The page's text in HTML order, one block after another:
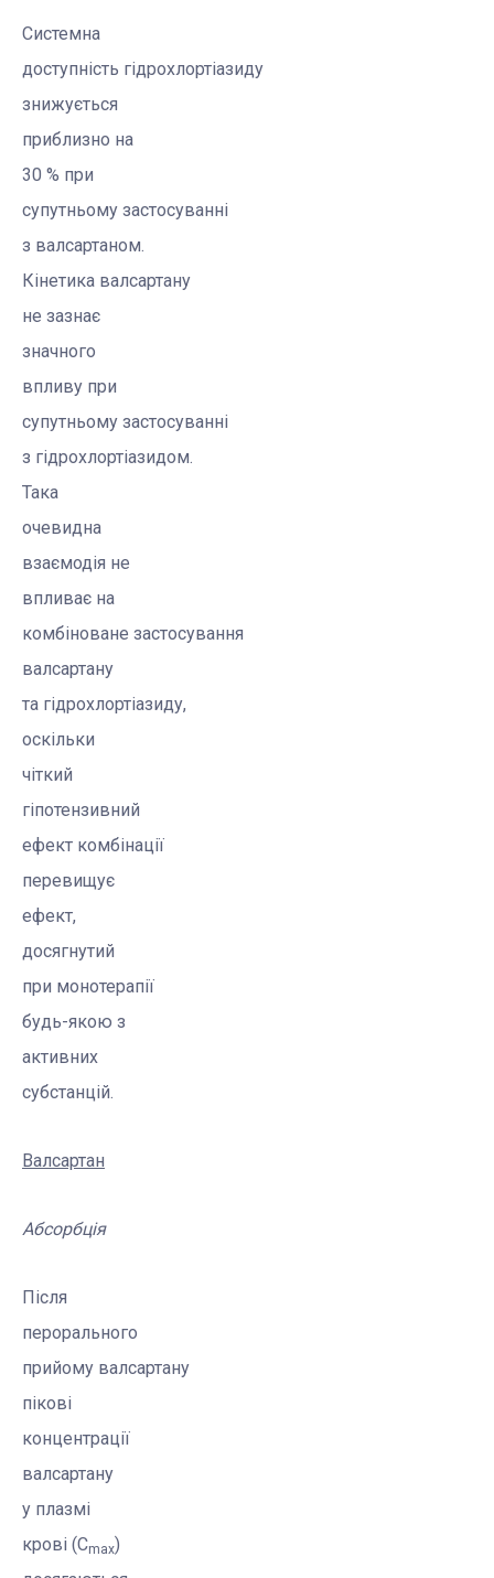
Системна
доступність гідрохлортіазиду
знижується
приблизно на
30 % при
супутньому застосуванні
з валсартаном.
Кінетика валсартану
не зазнає
значного
впливу при
супутньому застосуванні
з гідрохлортіазидом.
Така
очевидна
взаємодія не
впливає на
комбіноване застосування
валсартану
та гідрохлортіазиду,
оскільки
чіткий
гіпотензивний
ефект комбінації
перевищує
ефект,
досягнутий
при монотерапії
будь-якою з
активних
субстанцій.
Валсартан
Абсорбція
Після
перорального
прийому валсартану
пікові
концентрації
валсартану
у плазмі
крові (Cmax)